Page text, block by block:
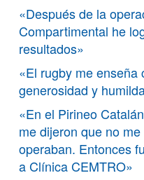
«Después de la
Compartimental he
resultados»
«El rugby me enseña
generosidad y
«En el Pirineo Catalán
me dijeron que no me
operaban. Entonces
a Clínica CEMTRO»